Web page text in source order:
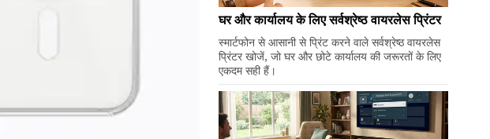
घर और कार्यालय के लिए सर्वश्रेष्ठ वायरलेस प्रिंटर
स्मार्टफोन से आसानी से प्रिंट करने वाले सर्वश्रेष्ठ वायरलेस
प्रिंटर खोजें, जो घर और छोटे कार्यालय की जरूरतों के लिए
एकदम सही हैं।